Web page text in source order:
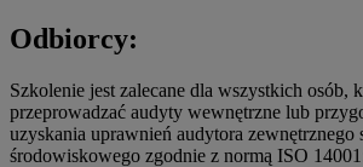
Odbiorcy:
Szkolenie jest zalecane dla wszystkich osób,
przeprowadzać audyty wewnętrzne lub
uzyskania uprawnień audytora zewnętrznego
środowiskowego zgodnie z normą ISO